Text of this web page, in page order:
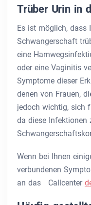
Trüber Urin in
Es ist möglich, dass
Schwangerschaft
eine
oder eine Vaginitis
Symptome dieser
denen von Frauen,
jedoch wichtig, sich
da diese Infektionen
Wenn bei Ihnen
verbundenen
an das Callcenter